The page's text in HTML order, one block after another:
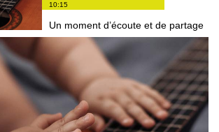
10:15
Un moment d’écoute et de partage